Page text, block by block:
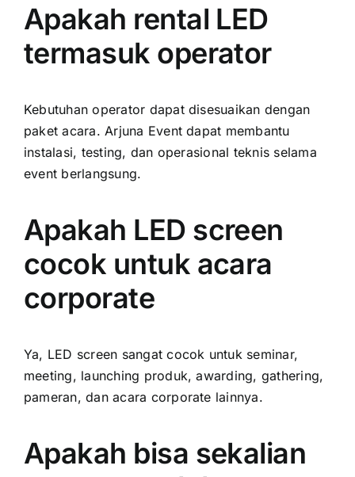
Apakah rental LED
termasuk operator
Kebutuhan operator dapat disesuaikan dengan
paket acara. Arjuna Event dapat membantu
instalasi, testing, dan operasional teknis selama
event berlangsung.
Apakah LED screen
cocok untuk acara
corporate
Ya, LED screen sangat cocok untuk seminar,
meeting, launching produk, awarding, gathering,
pameran, dan acara corporate lainnya.
Apakah bisa sekalian